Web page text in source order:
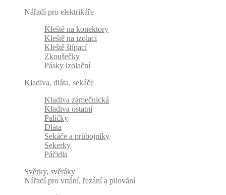
Nářadí pro elektrikáře
Kleště na konektory
Kleště na izolaci
Kleště štípací
Zkoušečky
Pásky izolační
Kladiva, dláta, sekáče
Kladiva zámečnická
Kladiva ostatní
Paličky
Dláta
Sekáče a průbojníky
Sekerky
Páčidla
Svěrky, svěráky
Nářadí pro vrtání, řezání a pilování